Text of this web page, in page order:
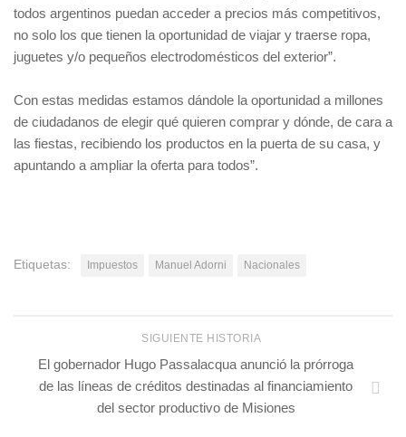
todos argentinos puedan acceder a precios más competitivos,
no solo los que tienen la oportunidad de viajar y traerse ropa,
juguetes y/o pequeños electrodomésticos del exterior”.
Con estas medidas estamos dándole la oportunidad a millones
de ciudadanos de elegir qué quieren comprar y dónde, de cara a
las fiestas, recibiendo los productos en la puerta de su casa, y
apuntando a ampliar la oferta para todos”.
Etiquetas: Impuestos Manuel Adorni Nacionales
SIGUIENTE HISTORIA
El gobernador Hugo Passalacqua anunció la prórroga
de las líneas de créditos destinadas al financiamiento
del sector productivo de Misiones